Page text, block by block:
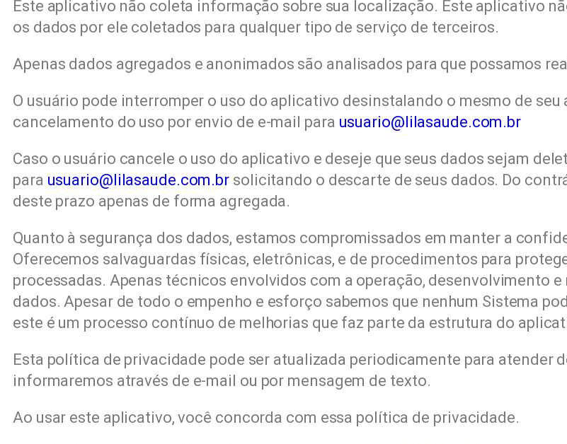
Este aplicativo não coleta informação sobre sua localização. Este aplicativo
os dados por ele coletados para qualquer tipo de serviço de terceiros.
Apenas dados agregados e anonimados são analisados para que possamos
O usuário pode interromper o uso do aplicativo desinstalando o mesmo de
cancelamento do uso por envio de e-mail para usuario@lilasaude.com.br
Caso o usuário cancele o uso do aplicativo e deseje que seus dados sejam
para usuario@lilasaude.com.br solicitando o descarte de seus dados. Do
deste prazo apenas de forma agregada.
Quanto à segurança dos dados, estamos compromissados em manter a
Oferecemos salvaguardas físicas, eletrônicas, e de procedimentos para
processadas. Apenas técnicos envolvidos com a operação, desenvolvimento
dados. Apesar de todo o empenho e esforço sabemos que nenhum Sistema
este é um processo contínuo de melhorias que faz parte da estrutura do
Esta política de privacidade pode ser atualizada periodicamente para atender
informaremos através de e-mail ou por mensagem de texto.
Ao usar este aplicativo, você concorda com essa política de privacidade.